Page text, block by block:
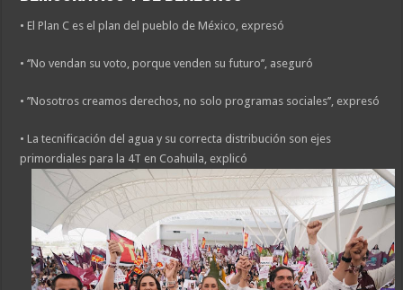
• El Plan C es el plan del pueblo de México, expresó
• ‘’No vendan su voto, porque venden su futuro’’, aseguró
• ’’Nosotros creamos derechos, no solo programas sociales’’, expresó
• La tecnificación del agua y su correcta distribución son ejes
primordiales para la 4T en Coahuila, explicó